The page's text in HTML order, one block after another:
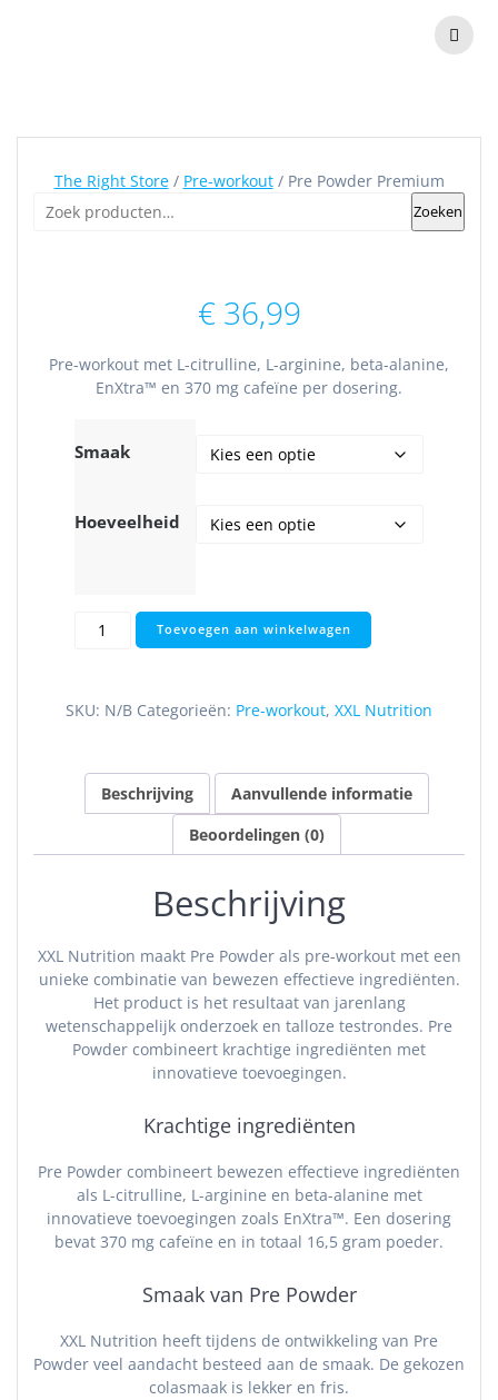
The Right Store/ Pre-workout/ Pre Powder Premium
Zoeken
naar:
Zoeken
€36,99
Pre-workout met L-citrulline, L-arginine, beta-alanine,
EnXtra™ en 370 mg cafeïne per dosering.
Smaak
Hoeveelheid
Pre
Powder
Toevoegen aan winkelwagen
SKU: N/B Categorieën: Pre-workout, XXL Nutrition
Beschrijving
Aanvullende informatie
Beoordelingen (0)
Beschrijving
XXL Nutrition maakt Pre Powder als pre-workout met een
unieke combinatie van bewezen effectieve ingrediënten.
Het product is het resultaat van jarenlang
wetenschappelijk onderzoek en talloze testrondes. Pre
Powder combineert krachtige ingrediënten met
innovatieve toevoegingen.
Krachtige ingrediënten
Pre Powder combineert bewezen effectieve ingrediënten
als L-citrulline, L-arginine en beta-alanine met
innovatieve toevoegingen zoals EnXtra™. Een dosering
bevat 370 mg cafeïne en in totaal 16,5 gram poeder.
Smaak van Pre Powder
XXL Nutrition heeft tijdens de ontwikkeling van Pre
Powder veel aandacht besteed aan de smaak. De gekozen
colasmaak is lekker en fris.